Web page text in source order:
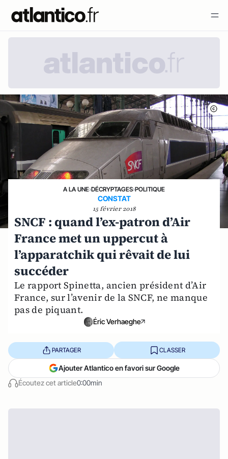
A LA UNE›DÉCRYPTAGES›POLITIQUE
CONSTAT
15 février 2018
SNCF : quand l’ex-patron d’Air
France met un uppercut à
l’apparatchik qui rêvait de lui
succéder
Le rapport Spinetta, ancien président d’Air
France, sur l’avenir de la SNCF, ne manque
pas de piquant.
Éric Verhaeghe
Écoutez cet article0:00min
PARTAGER CLASSER
Ajouter Atlantico en favori sur Google